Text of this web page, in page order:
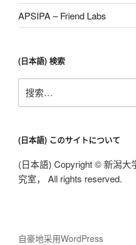
APSIPA – Friend Labs
(日本語) 検索
搜
索：
(日本語) このサイトについて
(日本語) Copyright © 新潟大
究室， All rights reserved.
自豪地采用WordPress